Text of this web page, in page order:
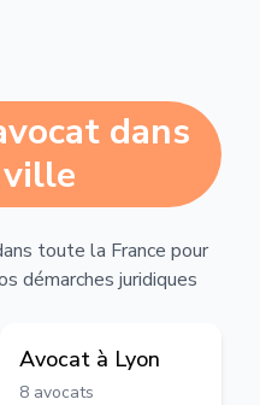
dans
toute la France pour
démarches juridiques
Avocat à Lyon
8 avocats